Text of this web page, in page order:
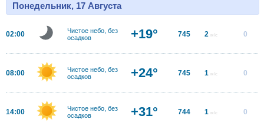
Понедельник, 17 Августа
02:00
Чистое небо, без
осадков
+19° 745 2 м/с 0
08:00
Чистое небо, без
осадков
+24° 745 1 м/с 0
14:00
Чистое небо, без
осадков
+31° 744 1 м/с 0